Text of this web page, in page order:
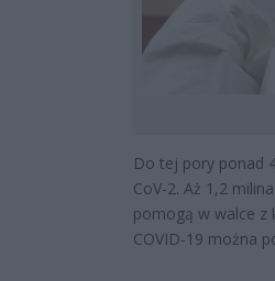
Do tej pory ponad
CoV-2. Aż 1,2
pomogą w walce z
COVID-19 można